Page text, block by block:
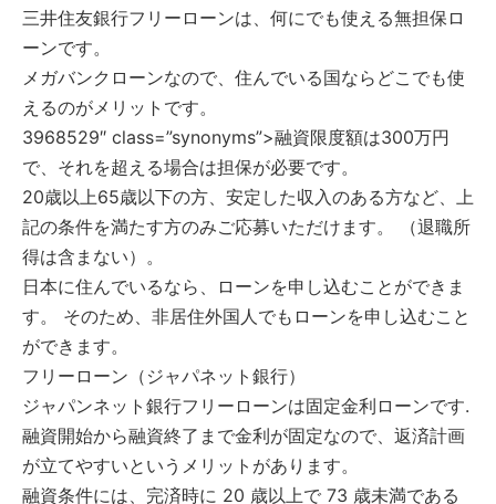
三井住友銀行フリーローンは、何にでも使える無担保ロ
ーンです。
メガバンクローンなので、住んでいる国ならどこでも使
えるのがメリットです。
3968529″ class=”synonyms”>融資限度額は300万円
で、それを超える場合は担保が必要です。
20歳以上65歳以下の方、安定した収入のある方など、上
記の条件を満たす方のみご応募いただけます。 （退職所
得は含まない）。
日本に住んでいるなら、ローンを申し込むことができま
す。 そのため、非居住外国人でもローンを申し込むこと
ができます。
フリーローン（ジャパネット銀行）
ジャパンネット銀行フリーローンは固定金利ローンです.
融資開始から融資終了まで金利が固定なので、返済計画
が立てやすいというメリットがあります。
融資条件には、完済時に 20 歳以上で 73 歳未満である